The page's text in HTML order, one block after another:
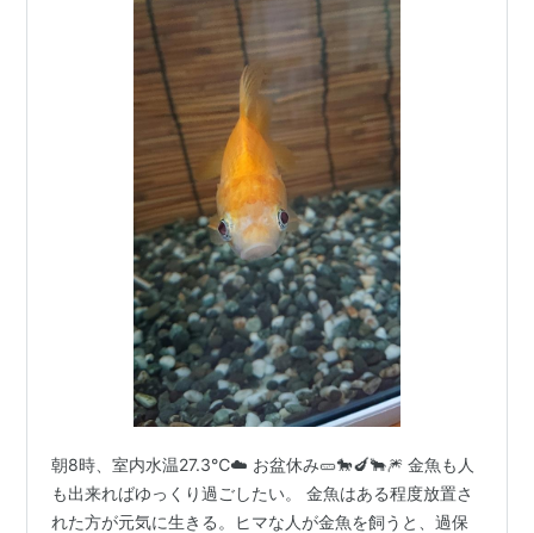
朝8時、室内水温27.3℃☁️ お盆休み🥒🐎🍆🐂🎆 金魚も人
も出来ればゆっくり過ごしたい。 金魚はある程度放置さ
れた方が元気に生きる。ヒマな人が金魚を飼うと、過保